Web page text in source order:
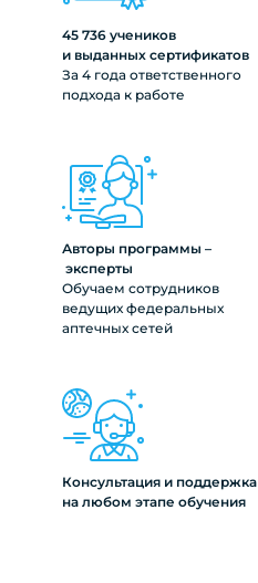
45 736 учеников
и выданных сертификатов
За 4 года ответственного
подхода к работе
Авторы программы –
эксперты
Обучаем сотрудников
ведущих федеральных
аптечных сетей
Консультация и поддержка
на любом этапе обучения